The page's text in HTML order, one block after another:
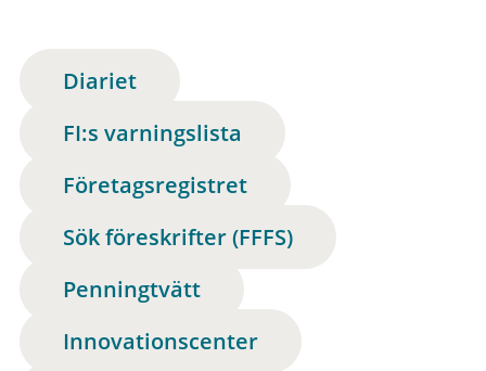
Diariet
FI:s varningslista
Företagsregistret
Sök föreskrifter (FFFS)
Penningtvätt
Innovationscenter